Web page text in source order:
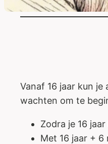
Vanaf 16 jaar kun
wachten om te
Zodra je 16
Met 16 jaar + 6